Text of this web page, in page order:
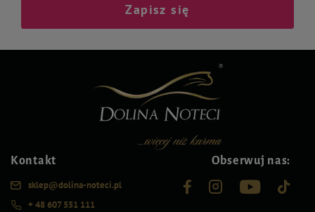
Zapisz się
Kontakt
sklep@dolina-noteci.pl
+ 48 607 551 111
Obserwuj nas: